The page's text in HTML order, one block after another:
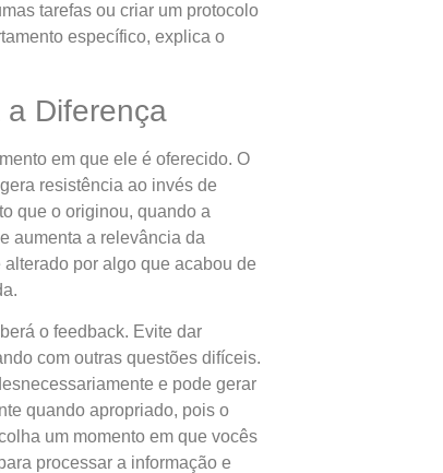
tarefas ou criar um protocolo
específico, explica o
a Diferença
em que ele é oferecido. O
resistência ao invés de
que o originou, quando a
aumenta a relevância da
por algo que acabou de
o feedback. Evite dar
com outras questões difíceis.
e pode gerar
quando apropriado, pois o
um momento em que vocês
processar a informação e